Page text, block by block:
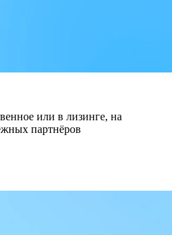
или в лизинге, на
партнёров